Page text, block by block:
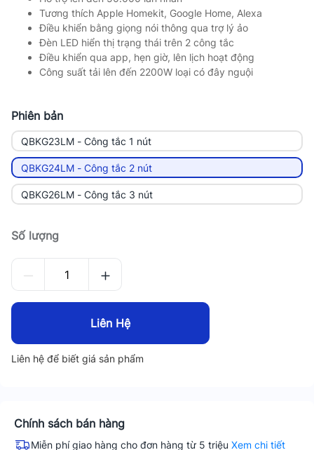
Tương thích Apple Homekit, Google Home, Alexa
Điều khiển bằng giọng nói thông qua trợ lý ảo
Đèn LED hiển thị trạng thái trên 2 công tắc
Điều khiển qua app, hẹn giờ, lên lịch hoạt động
Công suất tải lên đến 2200W loại có đây nguội
Phiên bản
QBKG23LM - Công tắc 1 nút
QBKG24LM - Công tắc 2 nút
QBKG26LM - Công tắc 3 nút
Số lượng
Liên Hệ
Liên hệ để biết giá sản phẩm
Chính sách bán hàng
Miễn phí giao hàng cho đơn hàng từ 5 triệu Xem chi tiết